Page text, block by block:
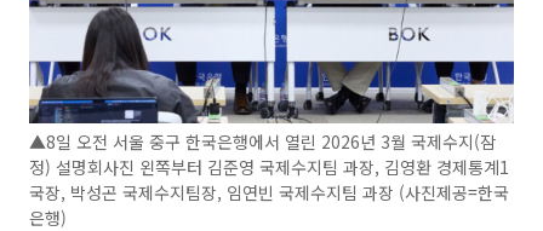
▲8일 오전 서울 중구 한국은행에서 열린 2026년 3월 국제수지(잠
정) 설명회사진 왼쪽부터 김준영 국제수지팀 과장, 김영환 경제통계1
국장, 박성곤 국제수지팀장, 임연빈 국제수지팀 과장 (사진제공=한국
은행)